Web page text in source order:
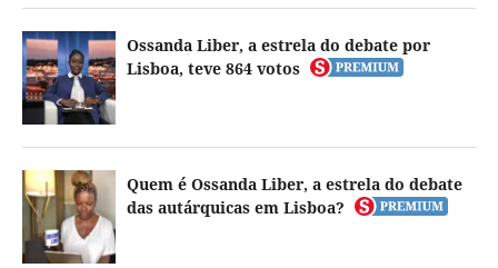
Ossanda Liber, a estrela do debate por
Lisboa, teve 864 votos
Quem é Ossanda Liber, a estrela do debate
das autárquicas em Lisboa?